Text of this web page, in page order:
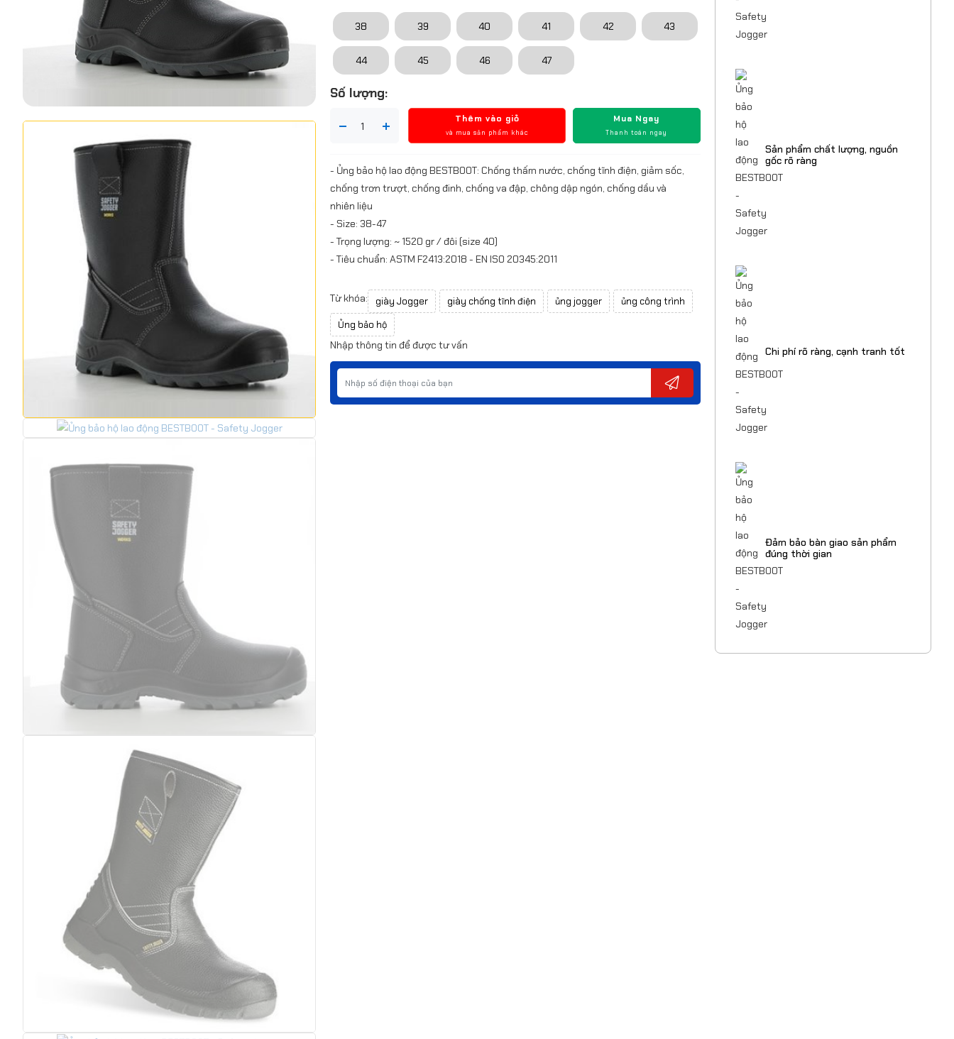
38 39 40 41 42 43
44 45 46 47
Số lượng:
Thêm vào giỏ
và mua sản phẩm khác
Mua Ngay
Thanh toán ngay
- Ủng bảo hộ lao động BESTBOOT: Chống thấm nước, chống tĩnh điện, giảm sốc,
chống trơn trượt, chống đinh, chống va đập, chông dập ngón, chống dầu và
nhiên liệu
- Size: 38-47
- Trọng lượng: ~ 1520 gr / đôi (size 40)
- Tiêu chuẩn: ASTM F2413:2018 - EN ISO 20345:2011
Từ khóa: giày Jogger giày chống tĩnh điện ủng jogger
ủng công trình
Ủng bảo hộ
Nhập thông tin để được tư vấn
Sản phẩm chất lượng, nguồn
gốc rõ ràng
Chi phí rõ ràng, cạnh tranh tốt
Đảm bảo bàn giao sản phẩm
đúng thời gian